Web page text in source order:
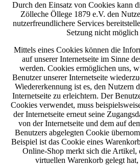
Durch den Einsatz von Cookies kann
Zölleche Öllege 1879 e.V. den
nutzerfreundlichere Services
Setzung nicht möglich
Mittels eines Cookies können die
auf unserer Internetseite im Sinne
werden. Cookies ermöglichen uns,
Benutzer unserer Internetseite
Wiedererkennung ist es, den Nutzern
Internetseite zu erleichtern. Der
Cookies verwendet, muss
der Internetseite erneut seine
von der Internetseite und dem auf
Benutzers abgelegten Cookie
Beispiel ist das Cookie eines
Online-Shop merkt sich die Artikel,
virtuellen Warenkorb gelegt